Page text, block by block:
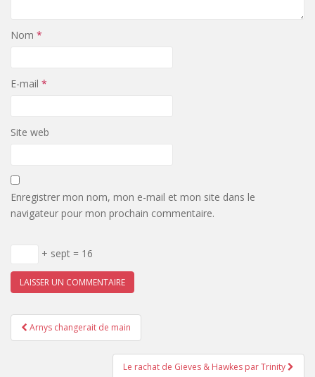
Nom *
E-mail *
Site web
Enregistrer mon nom, mon e-mail et mon site dans le
navigateur pour mon prochain commentaire.
+ sept = 16
Pagination
d'article
Arnys changerait de main
Le rachat de Gieves & Hawkes par Trinity